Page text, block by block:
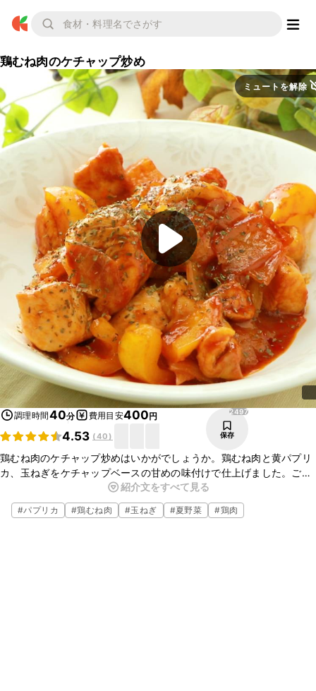
鶏むね肉のケチャップ炒め
ミュートを解除
調理時間40分 費用目安400円
4.53 (40)
2497
保存
鶏むね肉のケチャップ炒めはいかがでしょうか。鶏むね肉と黄パプリ
カ、玉ねぎをケチャップベースの甘めの味付けで仕上げました。ごは
んにも、パンにもよく合うおかずですよ。ぜひお試しくださいね。
紹介文をすべて見る
#パプリカ #鶏むね肉 #玉ねぎ #夏野菜 #鶏肉